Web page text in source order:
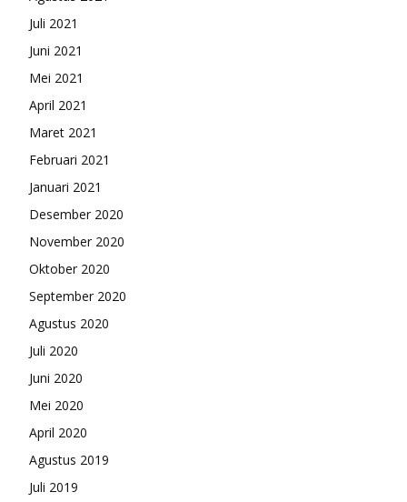
Juli 2021
Juni 2021
Mei 2021
April 2021
Maret 2021
Februari 2021
Januari 2021
Desember 2020
November 2020
Oktober 2020
September 2020
Agustus 2020
Juli 2020
Juni 2020
Mei 2020
April 2020
Agustus 2019
Juli 2019